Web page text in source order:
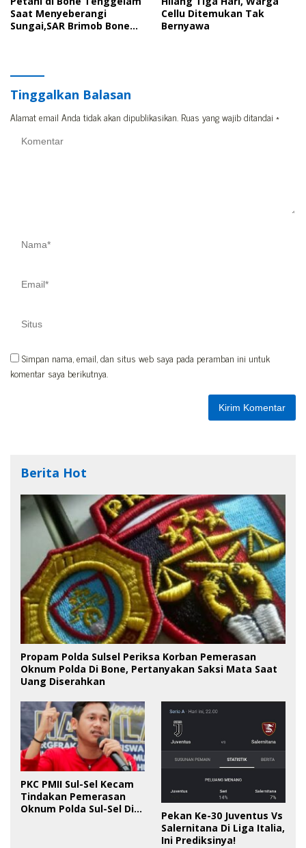
Saat Menyeberangi
Sungai,SAR Brimob Bone
Cellu Ditemukan Tak
Bernyawa
Tinggalkan Balasan
Alamat email Anda tidak akan dipublikasikan. Ruas yang wajib ditandai *
Simpan nama, email, dan situs web saya pada peramban ini untuk
komentar saya berikutnya.
Berita Hot
Propam Polda Sulsel Periksa Korban Pemerasan
Oknum Polda Di Bone, Pertanyakan Saksi Mata Saat
Uang Diserahkan
PKC PMII Sul-Sel Kecam
Tindakan Pemerasan
Oknum Polda Sul-Sel Di
Pekan Ke-30 Juventus Vs
Salernitana Di Liga Italia,
Ini Prediksinya!